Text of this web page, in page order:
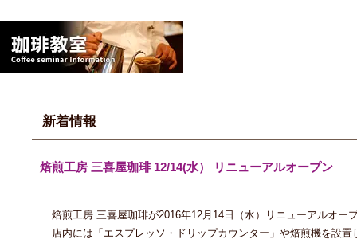
新着情報
焙煎工房 三喜屋珈琲 12/14(水） リニューアルオープン
焙煎工房 三喜屋珈琲が2016年12月14日（水）リニューアルオー
店内には「エスプレッソ・ドリップカウンター」や焙煎機を設